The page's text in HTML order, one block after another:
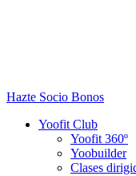
Hazte Socio Bonos
Yoofit Club
Yoofit 360º
Yoobuilder
Clases